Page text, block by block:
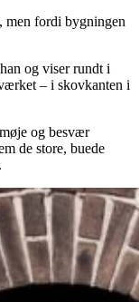
men fordi bygningen
og viser rundt i
– i skovkanten i
og besvær
de store, buede